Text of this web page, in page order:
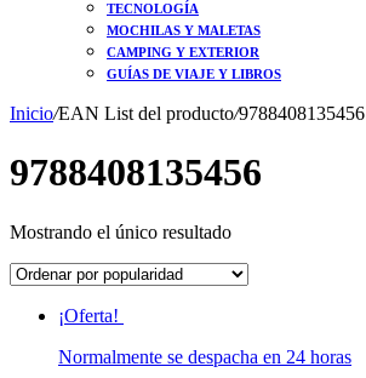
TECNOLOGÍA
MOCHILAS Y MALETAS
CAMPING Y EXTERIOR
GUÍAS DE VIAJE Y LIBROS
Inicio/EAN List del producto/9788408135456
9788408135456
Mostrando el único resultado
¡Oferta!
Normalmente se despacha en 24 horas